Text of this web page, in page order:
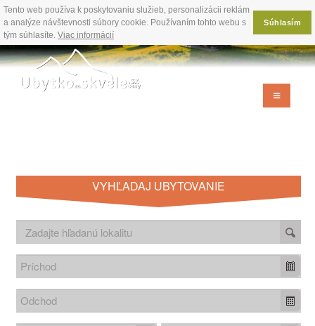
Tento web používa k poskytovaniu služieb, personalizácii reklám
a analýze návštevnosti súbory cookie. Používaním tohto webu s
tým súhlasíte. Viac informácií
Súhlasím
VYHĽADAJ UBYTOVANIE